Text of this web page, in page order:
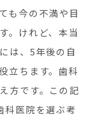
も今の不満や目
。けれど、本当
は、5年後の自
立ちます。歯科
方です。この記
科医院を選ぶ考